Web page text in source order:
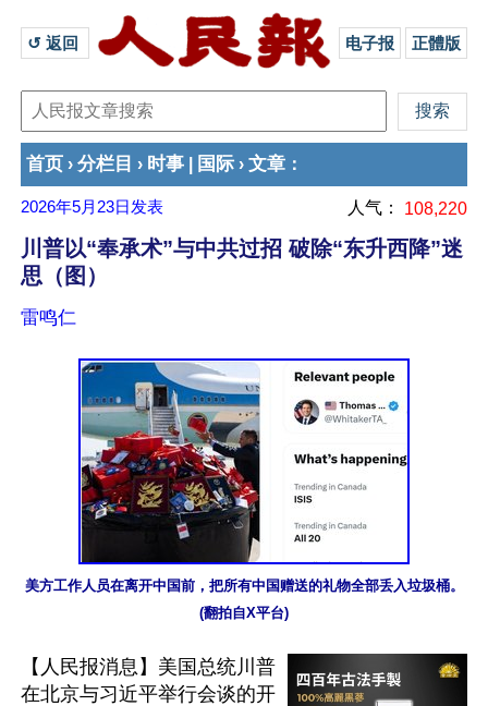
↺ 返回 电子报 正體版
首页 › 分栏目 › 时事 国际 › 文章 ：
2026年5月23日 发表 人气： 108,220
川普以“奉承术”与中共过招 破除“东升西降”迷
思（图）
雷鸣仁
美方工作人员在离开中国前，把所有中国赠送的礼物全部丢入垃圾桶。
(翻拍自X平台)
【人民报消息】美国总统川普
在北京与习近平举行会谈的开